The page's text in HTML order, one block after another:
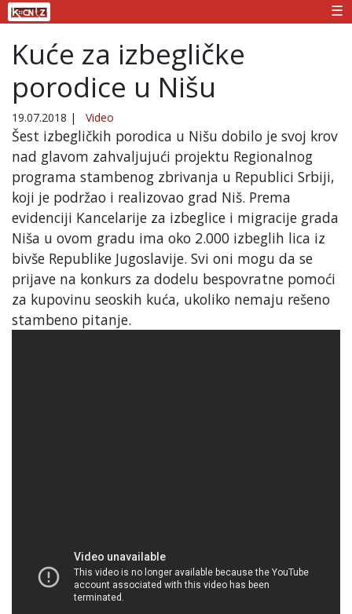
☰
Kuće za izbegličke
porodice u Nišu
19.07.2018 | Video
Šest izbegličkih porodica u Nišu dobilo je svoj krov
nad glavom zahvaljujući projektu Regionalnog
programa stambenog zbrivanja u Republici Srbiji,
koji je podržao i realizovao grad Niš. Prema
evidenciji Kancelarije za izbeglice i migracije grada
Niša u ovom gradu ima oko 2.000 izbeglih lica iz
bivše Republike Jugoslavije. Svi oni mogu da se
prijave na konkurs za dodelu bespovratne pomoći
za kupovinu seoskih kuća, ukoliko nemaju rešeno
stambeno pitanje.